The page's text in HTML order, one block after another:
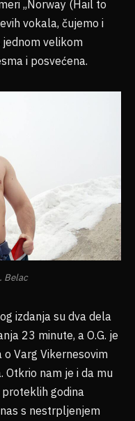
„Norway (Hail to
vokala, čujemo i
velikom
i posvećena.
Belac
izdanja su dva dela
23 minute, a O.G. je
Varg Vikernesovim
Otkrio nam je i da mu
godina
s nestrpljenjem